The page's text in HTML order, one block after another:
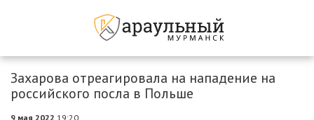
Захарова отреагировала на нападение на
российского посла в Польше
9 мая 2022 19:20